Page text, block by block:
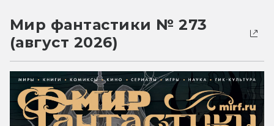
Мир фантастики № 273
(август 2026)